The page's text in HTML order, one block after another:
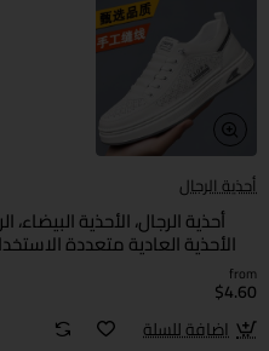
أحذية الرجال
أحذية الرجال، الأحذية
الأحذية العادية متعددة
from
$4.60
اضافة للسلة